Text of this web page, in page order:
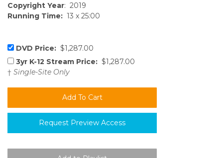
Copyright Year: 2019
Running Time: 13 x 25:00
DVD Price: $1,287.00
3yr K-12 Stream Price: $1,287.00
† Single-Site Only
Request Preview Access